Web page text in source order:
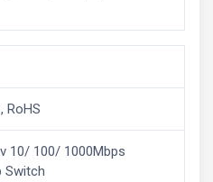
RoHS
10/ 100/ 1000Mbps
Switch